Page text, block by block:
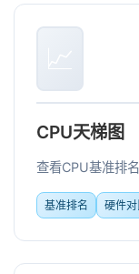
📈
CPU天梯图
查看CPU基准排
基准排名 硬件